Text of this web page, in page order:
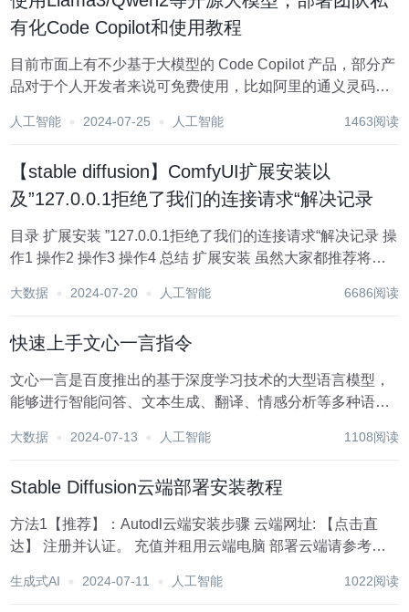
有化Code Copilot和使用教程
目前市面上有不少基于大模型的 Code Copilot 产品，部分产
品对于个人开发者来说可免费使用，比如阿里的通义灵码、
服务，因此调用时均必须联网、同时需要把代码、提示词等
人工智能 2024-07-25 人工智能 1463阅读
【stable diffusion】ComfyUI扩展安装以
及”127.0.0.1拒绝了我们的连接请求“解决记录
目录 扩展安装 ”127.0.0.1拒绝了我们的连接请求“解决记录 操
作1 操作2 操作3 操作4 总结 扩展安装 虽然大家都推荐将扩
大数据 2024-07-20 人工智能 6686阅读
快速上手文心一言指令
文心一言是百度推出的基于深度学习技术的大型语言模型，
能够进行智能问答、文本生成、翻译、情感分析等多种语言
与登录：首先需要访问文心一言的官方网站或应用商店，下
大数据 2024-07-13 人工智能 1108阅读
Stable Diffusion云端部署安装教程
方法1【推荐】：Autodl云端安装步骤 云端网址: 【点击直
达】 注册并认证。 充值并租用云端电脑 部署云端请参考以
像 记得多看使用说明哦，好记性不如多实操...
生成式AI 2024-07-11 人工智能 1022阅读